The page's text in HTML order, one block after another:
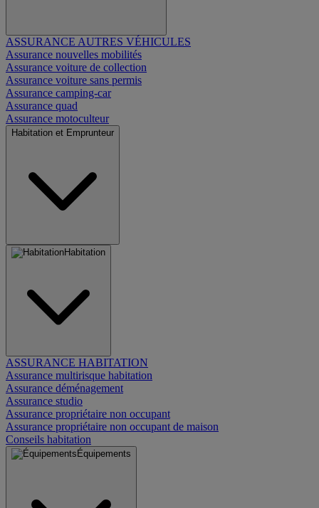
ASSURANCE AUTRES VÉHICULES
Assurance nouvelles mobilités
Assurance voiture de collection
Assurance voiture sans permis
Assurance camping-car
Assurance quad
Assurance motoculteur
Habitation et Emprunteur
Habitation
ASSURANCE HABITATION
Assurance multirisque habitation
Assurance déménagement
Assurance studio
Assurance propriétaire non occupant
Assurance propriétaire non occupant de maison
Conseils habitation
Équipements